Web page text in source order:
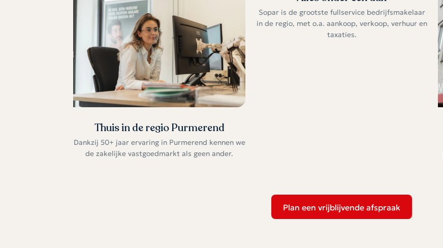
Thuis in de regio Purmerend
Dankzij 50+ jaar ervaring in Purmerend kennen we
de zakelijke vastgoedmarkt als geen ander.
Sopar is de grootste fullservice bedrijfsmakelaar
in de regio, met o.a. aankoop, verkoop, verhuur en
taxaties.
Plan een vrijblijvende afspraak